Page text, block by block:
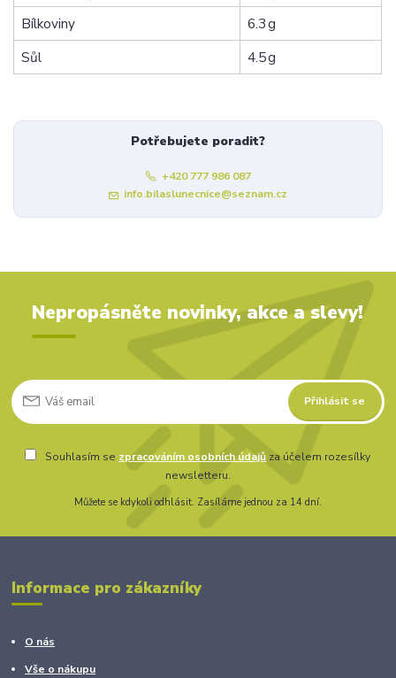
Bílkoviny
6.3 g
Sůl
4.5 g
Potřebujete poradit?
+420 777 986 087
info.bilaslunecnice@seznam.cz
Nepropásněte novinky, akce a slevy!
Přihlásit se
Souhlasím se zpracováním osobních údajů za účelem rozesílky
newsletteru.
Můžete se kdykoli odhlásit. Zasíláme jednou za 14 dní.
Informace pro zákazníky
O nás
Vše o nákupu